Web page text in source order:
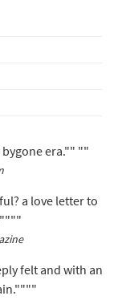
era."" ""
a love letter to
felt and with an